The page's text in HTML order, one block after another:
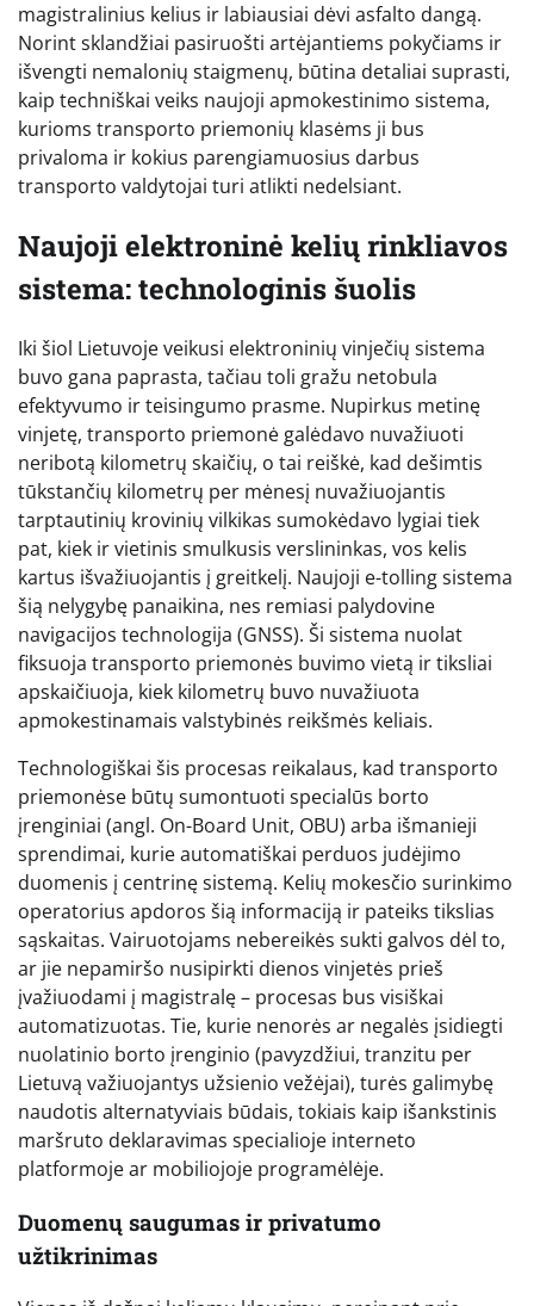
magistralinius kelius ir labiausiai dėvi asfalto dangą.
Norint sklandžiai pasiruošti artėjantiems pokyčiams ir
išvengti nemalonių staigmenų, būtina detaliai suprasti,
kaip techniškai veiks naujoji apmokestinimo sistema,
kurioms transporto priemonių klasėms ji bus
privaloma ir kokius parengiamuosius darbus
transporto valdytojai turi atlikti nedelsiant.
Naujoji elektroninė kelių rinkliavos
sistema: technologinis šuolis
Iki šiol Lietuvoje veikusi elektroninių vinječių sistema
buvo gana paprasta, tačiau toli gražu netobula
efektyvumo ir teisingumo prasme. Nupirkus metinę
vinjetę, transporto priemonė galėdavo nuvažiuoti
neribotą kilometrų skaičių, o tai reiškė, kad dešimtis
tūkstančių kilometrų per mėnesį nuvažiuojantis
tarptautinių krovinių vilkikas sumokėdavo lygiai tiek
pat, kiek ir vietinis smulkusis verslininkas, vos kelis
kartus išvažiuojantis į greitkelį. Naujoji e-tolling sistema
šią nelygybę panaikina, nes remiasi palydovine
navigacijos technologija (GNSS). Ši sistema nuolat
fiksuoja transporto priemonės buvimo vietą ir tiksliai
apskaičiuoja, kiek kilometrų buvo nuvažiuota
apmokestinamais valstybinės reikšmės keliais.
Technologiškai šis procesas reikalaus, kad transporto
priemonėse būtų sumontuoti specialūs borto
įrenginiai (angl. On-Board Unit, OBU) arba išmanieji
sprendimai, kurie automatiškai perduos judėjimo
duomenis į centrinę sistemą. Kelių mokesčio surinkimo
operatorius apdoros šią informaciją ir pateiks tikslias
sąskaitas. Vairuotojams nebereikės sukti galvos dėl to,
ar jie nepamiršo nusipirkti dienos vinjetės prieš
įvažiuodami į magistralę – procesas bus visiškai
automatizuotas. Tie, kurie nenorės ar negalės įsidiegti
nuolatinio borto įrenginio (pavyzdžiui, tranzitu per
Lietuvą važiuojantys užsienio vežėjai), turės galimybę
naudotis alternatyviais būdais, tokiais kaip išankstinis
maršruto deklaravimas specialioje interneto
platformoje ar mobiliojoje programėlėje.
Duomenų saugumas ir privatumo
užtikrinimas